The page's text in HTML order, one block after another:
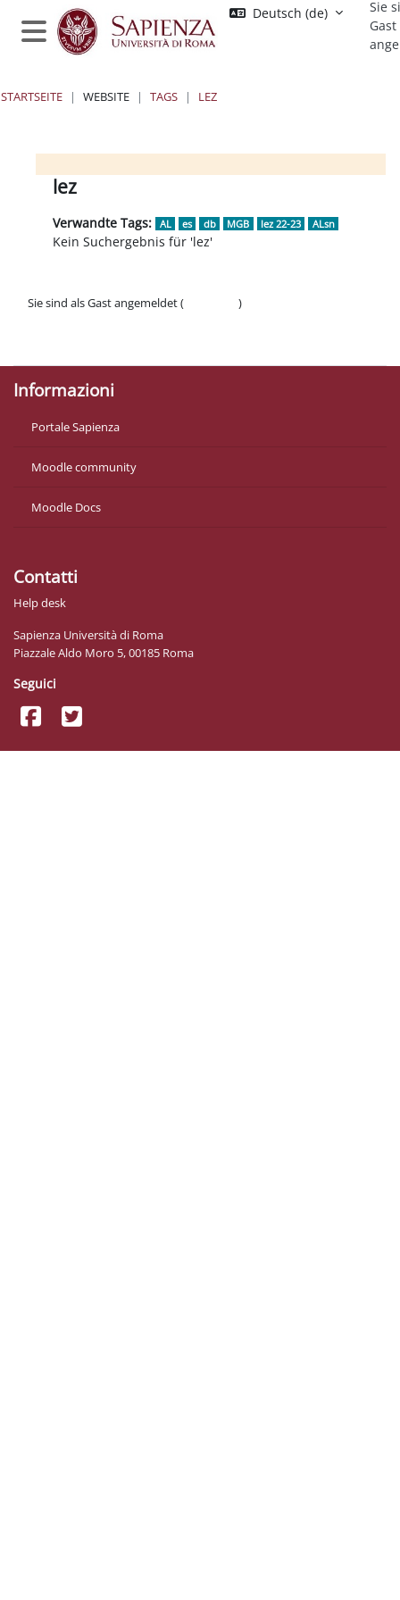
Zum Hauptinhalt
Website-Übersicht
Deutsch ‎(de)‎
Sie
Gast
STARTSEITE WEBSITE TAGS LEZ
Blöcke
Blöcke
Blöcke
Blöcke
lez
Verwandte Tags: AL es db MGB lez 22-23 ALsn
Kein Suchergebnis für 'lez'
Sie sind als Gast angemeldet (
)
Informazioni
Portale Sapienza
Moodle community
Moodle Docs
Contatti
Help desk
Sapienza Università di Roma
Piazzale Aldo Moro 5, 00185 Roma
Seguici